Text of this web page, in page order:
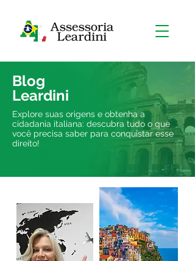
Blog
Leardini
Explore suas origens e obtenha a
cidadania italiana: descubra tudo o que
você precisa saber para conquistar esse
direito!